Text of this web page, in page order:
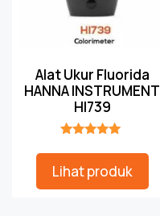
Alat Ukur Fluorida
HANNA INSTRUMENT
HI739
Lihat produk